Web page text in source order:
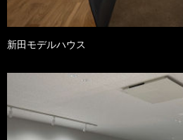
新田モデルハウス